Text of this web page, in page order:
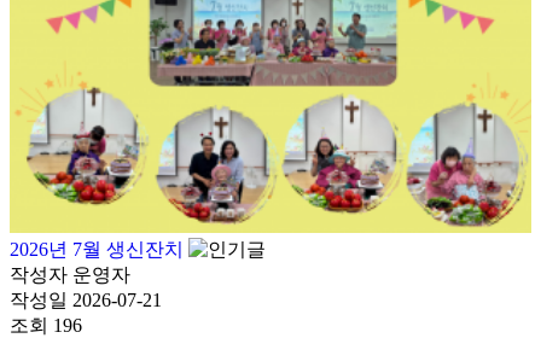
2026년 7월 생신잔치
작성자 운영자
작성일 2026-07-21
조회 196